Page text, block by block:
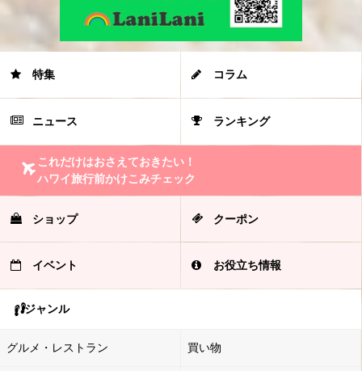
特集 コラム
ニュース ランキング
これだけはおさえておきたい！
ハワイ旅行前かけこみチェック
ショップ クーポン
イベント お役立ち情報
ジャンル
グルメ・レストラン 買い物